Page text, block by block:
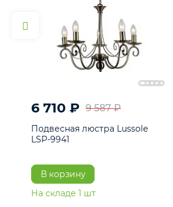
6 710 ₽ 9 587 ₽
Подвесная люстра Lussole LSP-
9941
В корзину
На складе1шт